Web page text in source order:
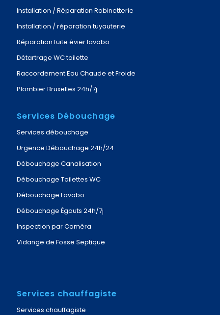
Installation / Réparation Robinetterie
Installation / réparation tuyauterie
Réparation fuite évier lavabo
Détartrage WC toilette
Raccordement Eau Chaude et Froide
Plombier Bruxelles 24h/7j
Services Débouchage
Services débouchage
Urgence Débouchage 24h/24
Débouchage Canalisation
Débouchage Toilettes WC
Débouchage Lavabo
Débouchage Égouts 24h/7j
Inspection par Caméra
Vidange de Fosse Septique
Services chauffagiste
Services chauffagiste